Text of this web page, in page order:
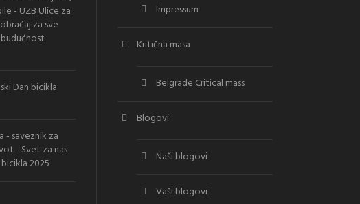
- UZB Ulice za
za sve
Dan bicikla
- saveznik za
- Svet za nas
2025
Impressum
Kritična masa
Belgrade Critical mass
Blogovi
Naši blogovi
Vaši blogovi